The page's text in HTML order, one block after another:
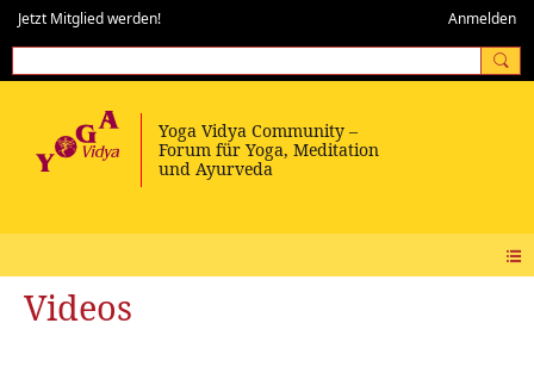
Jetzt Mitglied werden! Anmelden
Videos